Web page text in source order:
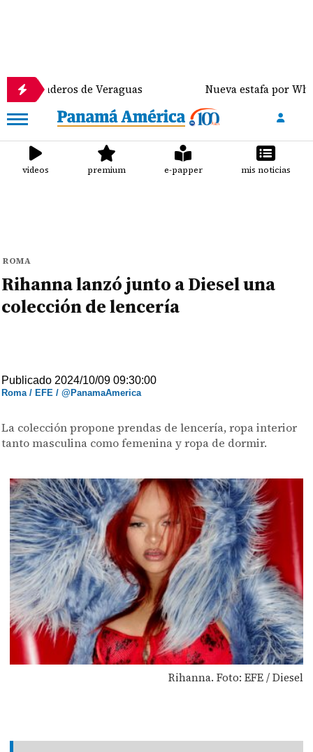
de Veraguas Nueva estafa por WhatsApp
videos premium e-papper mis noticias
ROMA
Rihanna lanzó junto a Diesel una
colección de lencería
Publicado 2024/10/09 09:30:00
Roma / EFE / @PanamaAmerica
La colección propone prendas de lencería, ropa interior
tanto masculina como femenina y ropa de dormir.
Rihanna. Foto: EFE / Diesel